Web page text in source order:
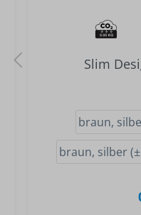
Slim
braun,
braun, silber (±